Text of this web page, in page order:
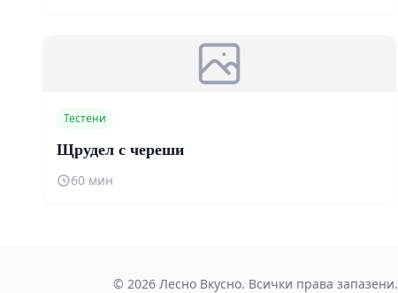
Тестени
Щрудел с череши
60 мин
© 2026 Лесно Вкусно. Всички права запазени.